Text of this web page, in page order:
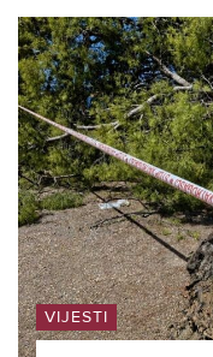
VIJESTI